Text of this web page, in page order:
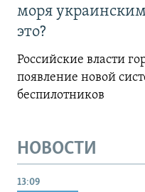
моря
это?
Российские власти
появление новой
беспилотников
НОВОСТИ
13:09